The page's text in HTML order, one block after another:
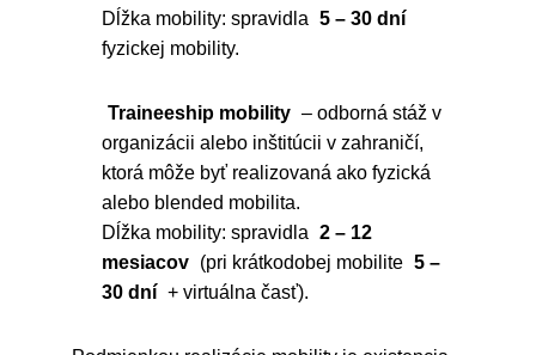
Dĺžka mobility: spravidla 5 – 30 dní
fyzickej mobility.
Traineeship mobility – odborná stáž v
organizácii alebo inštitúcii v zahraničí,
ktorá môže byť realizovaná ako fyzická
alebo blended mobilita.
Dĺžka mobility: spravidla 2 – 12
mesiacov (pri krátkodobej mobilite 5 –
30 dní + virtuálna časť).